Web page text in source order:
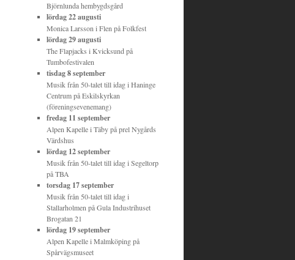
Björnlunda hembygdsgård
lördag 22 augusti
Monica Larsson i Flen på Folkfest
lördag 29 augusti
The Flapjacks i Kvicksund på
Tumbofestivalen
tisdag 8 september
Musik från 50-talet till idag i Haninge
Centrum på Eskilskyrkan
(föreningsevenemang)
fredag 11 september
Alpen Kapelle i Täby på prel Nygårds
Värdshus
lördag 12 september
Musik från 50-talet till idag i Segeltorp
på TBA
torsdag 17 september
Musik från 50-talet till idag i
Stallarholmen på Gula Industrihuset
Brogatan 21
lördag 19 september
Alpen Kapelle i Malmköping på
Spårvägsmuseet